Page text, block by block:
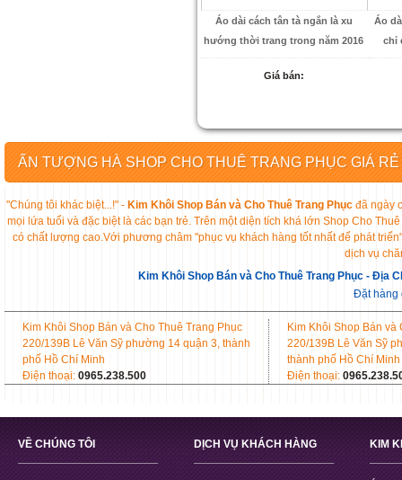
Áo dài cách tân tà ngắn là xu
hướng thời trang trong năm 2016
Giá bán:
Áo
chỉ
ẤN TƯỢNG HÀ SHOP CHO THUÊ TRANG PHỤC GIÁ
"Chúng tôi khác biệt...!" - Kim Khôi Shop Bán và Cho Thuê Trang Phục đã ngày
mọi lứa tuổi và đặc biệt là các bạn trẻ. Trên một diện tích khá lớn Shop Cho
có chất lượng cao.Với phương châm "phục vụ khách hàng tốt nhất để phát
dịch vụ
Kim Khôi Shop Bán và Cho Thuê Trang Phục - Địa
Đặt hàng
Kim Khôi Shop Bán và Cho Thuê Trang Phục
220/139B Lê Văn Sỹ phường 14 quận 3, thành
phố Hồ Chí Minh
Điện thoại: 0965.238.500
Kim Khôi Shop Bán và
220/139B Lê Văn Sỹ
thành phố Hồ Chí Minh
Điện thoại:
VỀ CHÚNG TÔI DỊCH VỤ KHÁCH HÀNG KIM